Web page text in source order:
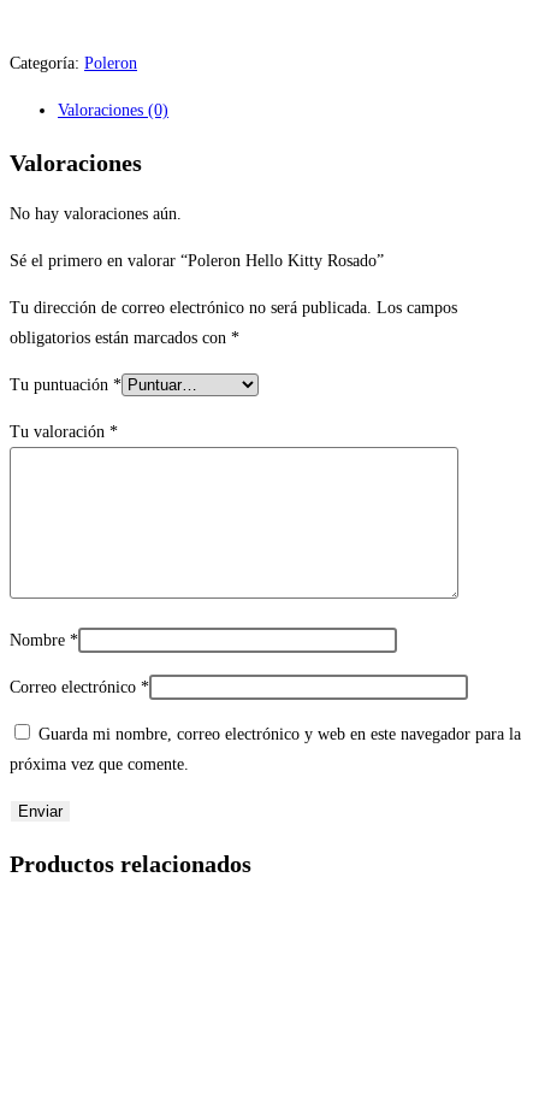
Categoría: Poleron
Valoraciones (0)
Valoraciones
No hay valoraciones aún.
Sé el primero en valorar “Poleron Hello Kitty Rosado”
Tu dirección de correo electrónico no será publicada. Los campos
obligatorios están marcados con *
Tu puntuación *
Tu valoración *
Nombre *
Correo electrónico *
Guarda mi nombre, correo electrónico y web en este navegador para la
próxima vez que comente.
Productos relacionados